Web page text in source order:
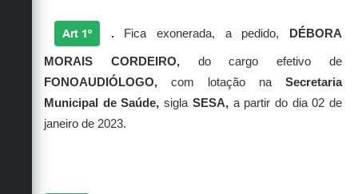
Art 1º .Fica exonerada, a pedido, DÉBORA
MORAIS CORDEIRO,do cargo efetivo de
FONOAUDIÓLOGO, com lotação na Secretaria
Municipal de Saúde, sigla SESA, a partir do dia 02 de
janeiro de 2023.